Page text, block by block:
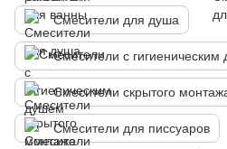
Смесители для душа
Смесители с гигиеническим
Смесители скрытого
Смесители для писсуаров